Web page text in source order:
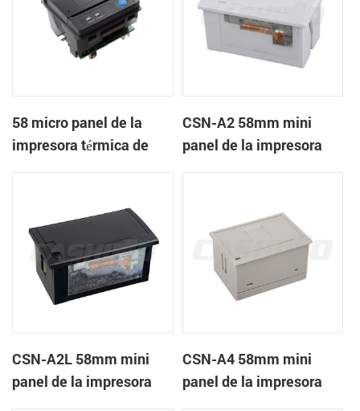
58 micro panel de la
impresora térmica de
CSN-A2 58mm mini
panel de la impresora
CSN-A2L 58mm mini
panel de la impresora
CSN-A4 58mm mini
panel de la impresora